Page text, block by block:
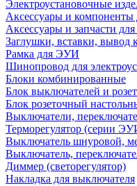
Электроустановочные
Аксессуары и
Аксессуары и запчасти
Заглушки, вставки, вывод
Рамка для ЭУИ
Шинопровод для
Блоки комбинированные
Блок выключателей и
Блок розеточный
Выключатели,
Терморегулятор (серии
Выключатель шнуровой,
Выключатель,
Диммер (светорегулятор)
Накладка для выключателя